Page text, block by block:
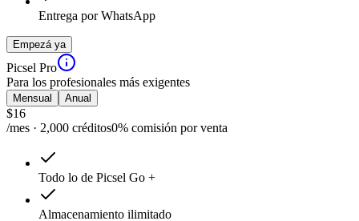
Entrega por WhatsApp
Empezá ya
Picsel Pro
Para los profesionales más exigentes
Mensual Anual
$16
/mes · 2,000 créditos0% comisión por venta
Todo lo de Picsel Go +
Almacenamiento ilimitado